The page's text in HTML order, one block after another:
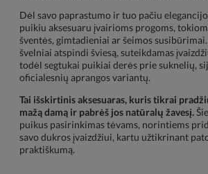
Dėl savo paprastumo ir tuo pačiu
puikiu aksesuaru įvairioms progoms,
šventės, gimtadieniai ar šeimos
švelniai atspindi šviesą, suteikdamas
todėl segtukai puikiai derės prie suknelių,
oficialesnių aprangos variantų.
Tai išskirtinis aksesuaras, kuris tikrai
mažą damą ir pabrėš jos natūralų žavesį.
puikus pasirinkimas tėvams, norintiems
savo dukros įvaizdžiui, kartu užtikrinant
praktiškumą.